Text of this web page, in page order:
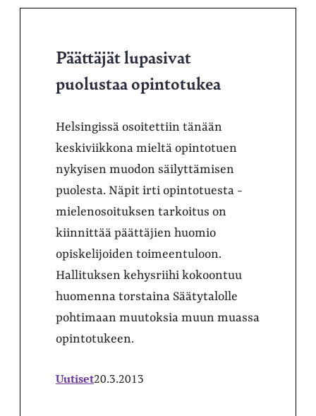
Päättäjät lupasivat
puolustaa opintotukea
Helsingissä osoitettiin tänään
keskiviikkona mieltä opintotuen
nykyisen muodon säilyttämisen
puolesta. Näpit irti opintotuesta -
mielenosoituksen tarkoitus on
kiinnittää päättäjien huomio
opiskelijoiden toimeentuloon.
Hallituksen kehysriihi kokoontuu
huomenna torstaina Säätytalolle
pohtimaan muutoksia muun muassa
opintotukeen.
Uutiset20.3.2013